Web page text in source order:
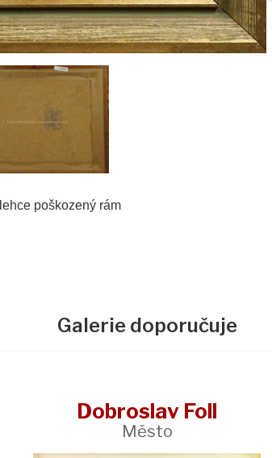
poškozený rám
Galerie doporučuje
Dobroslav Foll
Město